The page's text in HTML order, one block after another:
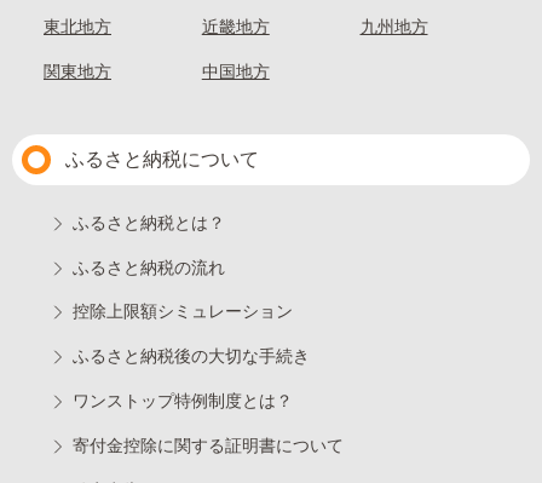
東北地方
関東地方
近畿地方
中国地方
九州地方
ふるさと納税について
ふるさと納税とは？
ふるさと納税の流れ
控除上限額シミュレーション
ふるさと納税後の大切な手続き
ワンストップ特例制度とは？
寄付金控除に関する証明書について